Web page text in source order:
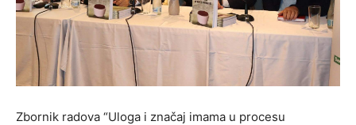
Zbornik radova “Uloga i značaj imama u procesu